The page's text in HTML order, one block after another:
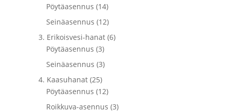
Pöytäasennus (14)
Seinäasennus (12)
3. Erikoisvesi-hanat (6)
Pöytäasennus (3)
Seinäasennus (3)
4. Kaasuhanat (25)
Pöytäasennus (12)
Roikkuva-asennus (3)